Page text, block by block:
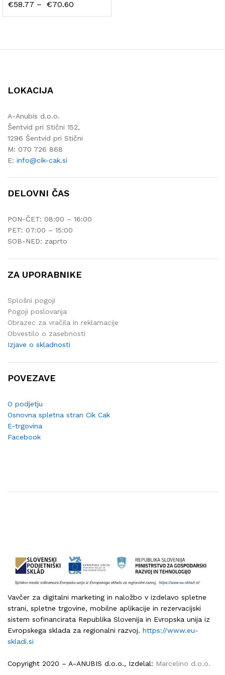
€58.77 – €70.60
LOKACIJA
A-Anubis d.o.o.
Šentvid pri Stični 152,
1296 Šentvid pri Stični
M: 070 726 868
E: info@cik-cak.si
DELOVNI ČAS
PON-ČET: 08:00 – 16:00
PET: 07:00 – 15:00
SOB-NED: zaprto
ZA UPORABNIKE
Splošni pogoji
Pogoji poslovanja
Obrazec za vračila in reklamacije
Obvestilo o zasebnosti
Izjave o skladnosti
POVEZAVE
O podjetju
Osnovna spletna stran Cik Cak
E-trgovina
Facebook
Vavčer za digitalni marketing in naložbo v izdelavo spletne
strani, spletne trgovine, mobilne aplikacije in rezervacijski
sistem sofinancirata Republika Slovenija in Evropska unija iz
Evropskega sklada za regionalni razvoj. https://www.eu-
skladi.si
Copyright 2020 – A-ANUBIS d.o.o., Izdelal: Marcelino d.o.o.